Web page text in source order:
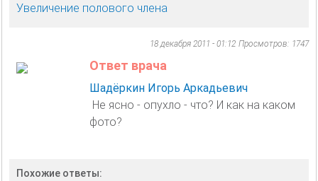
Увеличение полового члена
18 декабря 2011 - 01:12 Просмотров: 1747
Ответ врача
Шадёркин Игорь Аркадьевич
Не ясно - опухло - что? И как на каком
фото?
Похожие ответы: